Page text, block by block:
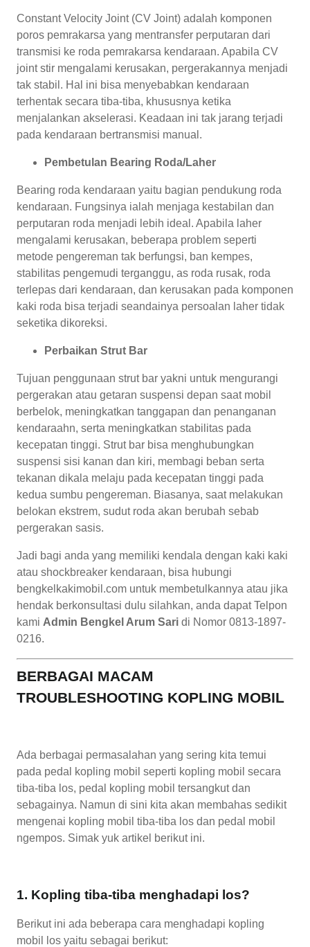
Constant Velocity Joint (CV Joint) adalah komponen
poros pemrakarsa yang mentransfer perputaran dari
transmisi ke roda pemrakarsa kendaraan. Apabila CV
joint stir mengalami kerusakan, pergerakannya menjadi
tak stabil. Hal ini bisa menyebabkan kendaraan
terhentak secara tiba-tiba, khususnya ketika
menjalankan akselerasi. Keadaan ini tak jarang terjadi
pada kendaraan bertransmisi manual.
Pembetulan Bearing Roda/Laher
Bearing roda kendaraan yaitu bagian pendukung roda
kendaraan. Fungsinya ialah menjaga kestabilan dan
perputaran roda menjadi lebih ideal. Apabila laher
mengalami kerusakan, beberapa problem seperti
metode pengereman tak berfungsi, ban kempes,
stabilitas pengemudi terganggu, as roda rusak, roda
terlepas dari kendaraan, dan kerusakan pada komponen
kaki roda bisa terjadi seandainya persoalan laher tidak
seketika dikoreksi.
Perbaikan Strut Bar
Tujuan penggunaan strut bar yakni untuk mengurangi
pergerakan atau getaran suspensi depan saat mobil
berbelok, meningkatkan tanggapan dan penanganan
kendaraahn, serta meningkatkan stabilitas pada
kecepatan tinggi. Strut bar bisa menghubungkan
suspensi sisi kanan dan kiri, membagi beban serta
tekanan dikala melaju pada kecepatan tinggi pada
kedua sumbu pengereman. Biasanya, saat melakukan
belokan ekstrem, sudut roda akan berubah sebab
pergerakan sasis.
Jadi bagi anda yang memiliki kendala dengan kaki kaki
atau shockbreaker kendaraan, bisa hubungi
bengkelkakimobil.com untuk membetulkannya atau jika
hendak berkonsultasi dulu silahkan, anda dapat Telpon
kami Admin Bengkel Arum Sari di Nomor 0813-1897-
0216.
BERBAGAI MACAM
TROUBLESHOOTING KOPLING MOBIL
Ada berbagai permasalahan yang sering kita temui
pada pedal kopling mobil seperti kopling mobil secara
tiba-tiba los, pedal kopling mobil tersangkut dan
sebagainya. Namun di sini kita akan membahas sedikit
mengenai kopling mobil tiba-tiba los dan pedal mobil
ngempos. Simak yuk artikel berikut ini.
1. Kopling tiba-tiba menghadapi los?
Berikut ini ada beberapa cara menghadapi kopling
mobil los yaitu sebagai berikut: